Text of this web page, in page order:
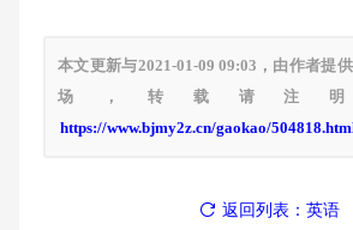
本文更新与2021-01-09 09:03，由作者提
场，转载请注
https://www.bjmy2z.cn/gaokao/
返回列表：英语